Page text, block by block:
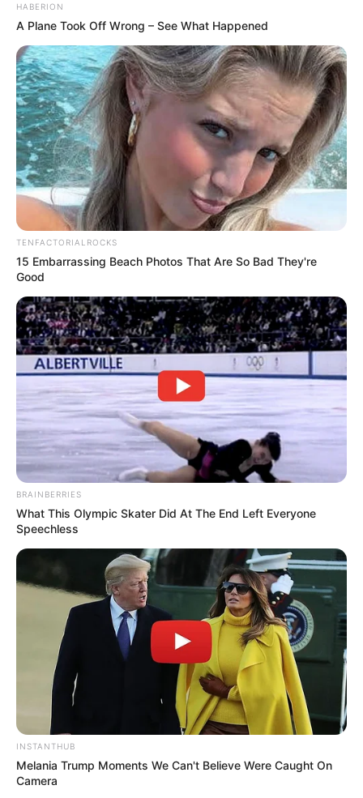
Agente de Saúde é indiciada por falsificar
visitas que nunca aconteceram.
Terceiro lote da restituição do IR paga R$
4,61 bilhões para 2,7 milhões de
contribuintes.
Motos e bicicletas para ACS e ACE: veja o
passo a passo para conseguir o benefício.
PLP 185 continua travado na Câmara dos
Deputados por erro em seu texto.
ACS e ACE: celetista, estatutário ou
contrato precário — entenda o que muda
no seu bolso e na sua carreira.
DIVERSAS
MATÉRIAS EM DESTAQUE NOS ÚLTIMOS 30 DIAS
Prefeitura realiza a maior entrega de
motocicletas aos Agentes de Saúde da
história...
Agente de Saúde é indiciada por
falsificar visitas que nunca aconteceram.
Terceiro lote da restituição do IR paga
R$ 4,61 bilhões para 2,7 milhões de
HABERION
A Plane Took Off Wrong – See What Happened
TENFACTORIALROCKS
15 Embarrassing Beach Photos That Are So Bad They're
Good
BRAINBERRIES
What This Olympic Skater Did At The End Left Everyone
Speechless
INSTANTHUB
Melania Trump Moments We Can't Believe Were Caught On
Camera